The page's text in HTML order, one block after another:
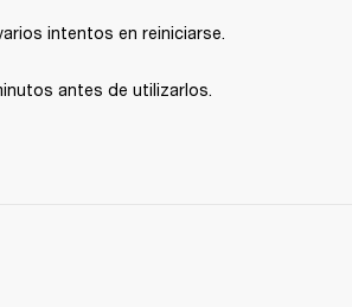
intentos en reiniciarse.
antes de utilizarlos.